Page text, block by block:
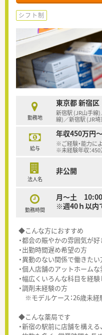
シフト制
勤務地
東京都 新宿区
新宿駅 (JR山手線
線)／新宿駅 (JR埼
給与
年収450万円
※ご経験・能力に
※未経験年収：
法人名
非公開
勤務時間
月～土
※週40ｈ以内
◆こんな方におすすめ
・都会の賑やかの雰囲気が
・出勤時間遅め希望の方
・異動のない関係で働きたい
・個人店舗のアットホーム
・幅広くいろんな科目を経
・調剤未経験の方
※モデルケース：26歳未
◆こんな薬局です
・新宿の駅前に店舗を構える